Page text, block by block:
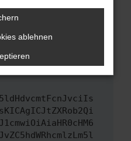
Schritte versucht
Wir werden
zu beheben. Du kannst
um uns bei der
ablehnen